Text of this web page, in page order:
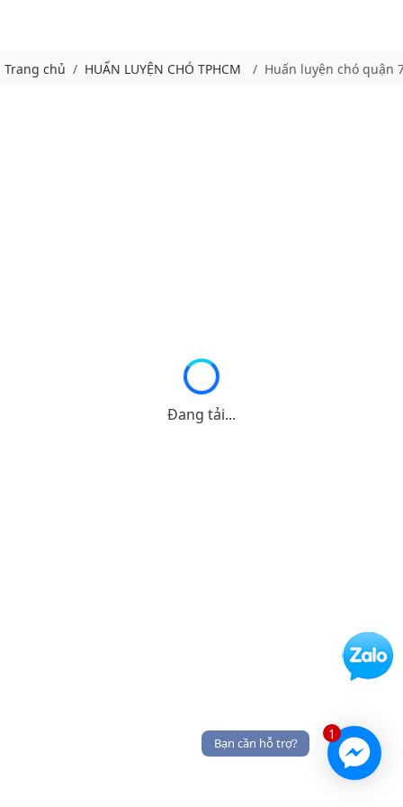
Trang chủ HUẤN LUYỆN CHÓ TPHCM Huấn luyện chó quận
Đang tải...
1
Bạn cần hỗ trợ?